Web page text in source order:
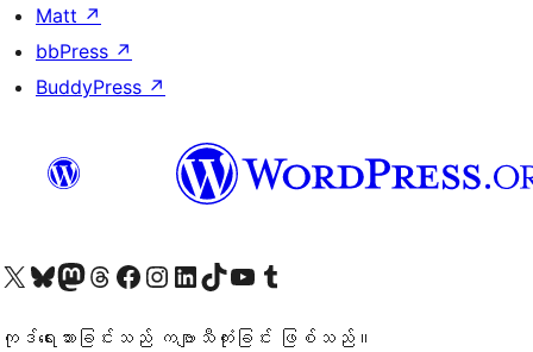
Matt ↗
bbPress ↗
BuddyPress ↗
ကျွန်ုပ်တို့၏ X (ယခင် Twitter) အကောင့်သို့ သွားရောက်ကြည့်ရှုပါကျွန်ုပ်တို့၏ Bluesky အကောင့်သို့ ဝင်ရောက်ကြည့်ရှုရန်
ကျွန်ုပ်တို့၏ Mastodon အကောင့်သို့ သွားရောက်ကြည့်ရှုပါကျွန်ုပ်တို့၏ Threads အကောင့်သို့ ဝင်ရောက်ကြည့်ရှုရန်
ကျွန်ုပ်တို့၏ Facebook စာမျက်နှာသို့ သွားရောက်ကြည့်ရှုပါကျွန်ုပ်တို့၏ Instagram အကောင့်သို့ သွားရောက်ကြည့်ရှုပါ ကျွန်ုပ်တို့၏ LinkedIn အကောင့်သို့ သွားရောက်ကြည့်ရှုပါကျွန်ုပ်တို့၏ TikTok အကောင့်သို့ ဝင်ရောက်ကြည့်ရှုရန်
ကျွန်ုပ်တို့၏ YouTube ချန်နယ်သို့ သွားရောက်ကြည့်ရှုပါ ကျွန်ုပ်တို့၏ Tumblr အကောင့်သို့ ဝင်ရောက်ကြည့်ရှုရန်
ကုဒ်ရေးသားခြင်းသည် ကဗျာသီကုံးခြင်း ဖြစ်သည်။